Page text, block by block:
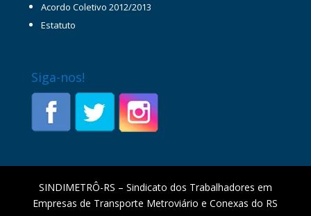
Acordo Coletivo 2012/2013
Estatuto
Siga-nos!
SINDIMETRÔ-RS – Sindicato dos Trabalhadores em
Empresas de Transporte Metroviário e Conexas do RS